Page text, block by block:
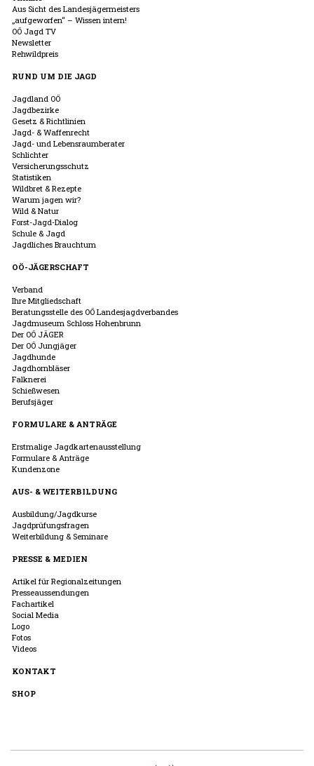
Aus Sicht des Landesjägermeisters
„aufgeworfen“ – Wissen intern!
OÖ Jagd TV
Newsletter
Rehwildpreis
RUND UM DIE JAGD
Jagdland OÖ
Jagdbezirke
Gesetz & Richtlinien
Jagd- & Waffenrecht
Jagd- und Lebensraumberater
Schlichter
Versicherungsschutz
Statistiken
Wildbret & Rezepte
Warum jagen wir?
Wild & Natur
Forst-Jagd-Dialog
Schule & Jagd
Jagdliches Brauchtum
OÖ-JÄGERSCHAFT
Verband
Ihre Mitgliedschaft
Beratungsstelle des OÖ Landesjagdverbandes
Jagdmuseum Schloss Hohenbrunn
Der OÖ JÄGER
Der OÖ Jungjäger
Jagdhunde
Jagdhornbläser
Falknerei
Schießwesen
Berufsjäger
FORMULARE & ANTRÄGE
Erstmalige Jagdkartenausstellung
Formulare & Anträge
Kundenzone
AUS- & WEITERBILDUNG
Ausbildung/Jagdkurse
Jagdprüfungsfragen
Weiterbildung & Seminare
PRESSE & MEDIEN
Artikel für Regionalzeitungen
Presseaussendungen
Fachartikel
Social Media
Logo
Fotos
Videos
KONTAKT
SHOP